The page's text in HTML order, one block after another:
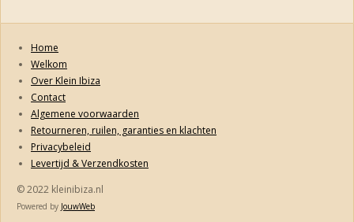
Home
Welkom
Over Klein Ibiza
Contact
Algemene voorwaarden
Retourneren, ruilen, garanties en klachten
Privacybeleid
Levertijd & Verzendkosten
© 2022 kleinibiza.nl
Powered by JouwWeb